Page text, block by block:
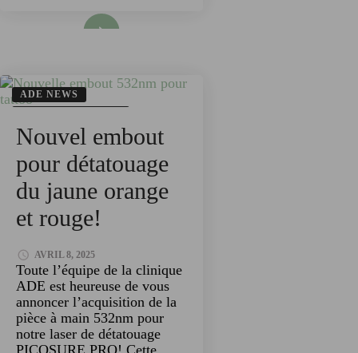
ADE NEWS
TECHNOLOGIES
Nouvel embout
pour détatouage
du jaune orange
et rouge!
AVRIL 8, 2025
Toute l’équipe de la clinique
ADE est heureuse de vous
annoncer l’acquisition de la
pièce à main 532nm pour
notre laser de détatouage